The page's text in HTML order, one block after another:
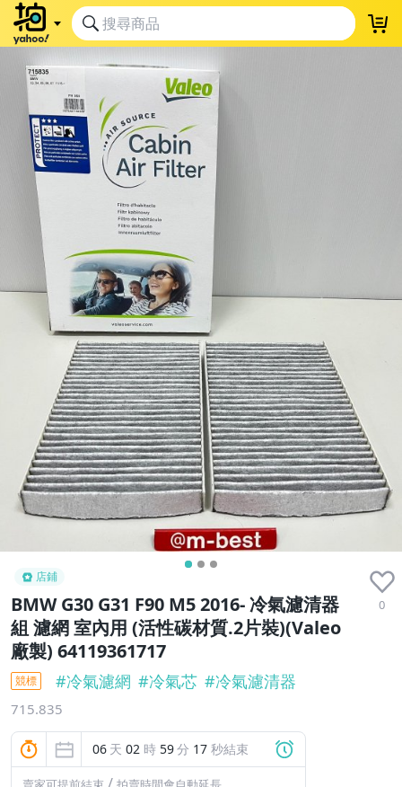
店鋪
BMW G30 G31 F90 M5 2016- 冷氣濾清器
組 濾網 室內用 (活性碳材質.2片裝)(Valeo
廠製) 64119361717
0
競標 #冷氣濾網 #冷氣芯 #冷氣濾清器
715.835
06 天 02 時 59分 16 秒結束